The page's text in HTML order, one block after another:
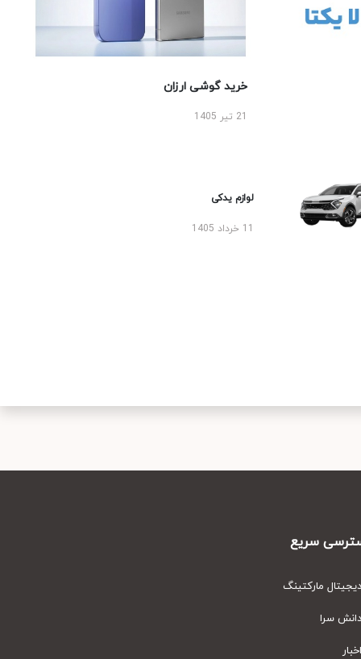
خرید گوشی ارزان
لوازم یدکی
سریع
مارکتینگ
سرا